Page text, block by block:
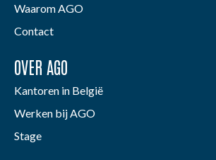
Waarom AGO
Contact
OVER AGO
Kantoren in België
Werken bij AGO
Stage